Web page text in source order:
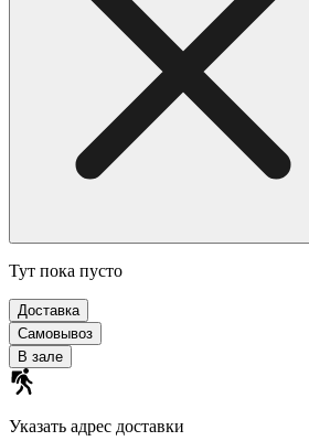
Тут пока пусто
Доставка
Самовывоз
В зале
Указать адрес доставки